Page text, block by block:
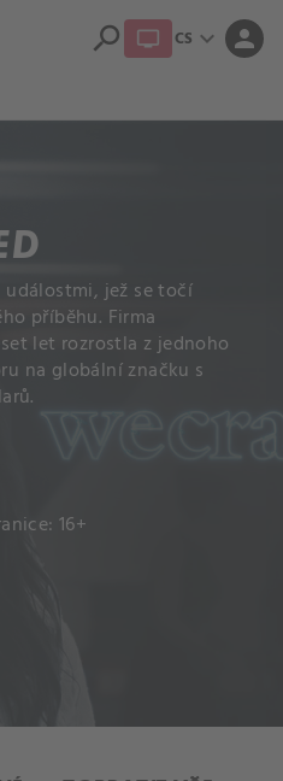
search CS expand_more person
jež se točí
příběhu. Firma
let rozrostla z jednoho
na globální značku s
16+